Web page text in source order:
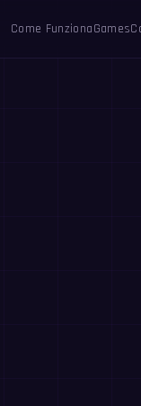
Come FunzionaGames